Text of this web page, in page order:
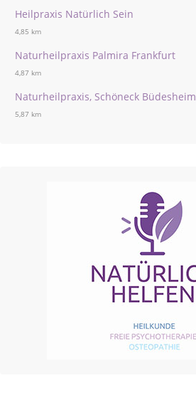
Heilpraxis Natürlich Sein
4,85 km
Naturheilpraxis Palmira Frankfurt
4,87 km
Naturheilpraxis, Schöneck Büdesheim
5,87 km